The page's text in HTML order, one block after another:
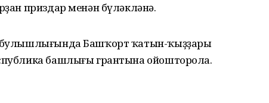
приздар менән бүләкләнә.
булышлығында Башҡорт ҡатын-ҡыҙҙары
башлығы грантына ойошторола.